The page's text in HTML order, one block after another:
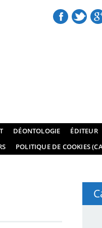
DÉONTOLOGIE
ÉDITEUR
POLITIQUE DE COOKIES